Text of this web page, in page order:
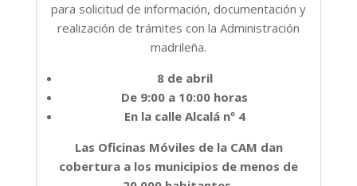
para solicitud de información, documentación y
realización de trámites con la Administración
madrileña.
8 de abril
De 9:00 a 10:00 horas
En la calle Alcalá nº 4
Las Oficinas Móviles de la CAM dan
cobertura a los municipios de menos de